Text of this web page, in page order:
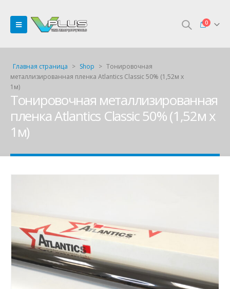
0
Главная страница > Shop > Тонировочная
металлизированная пленка Atlantics Classic 50% (1,52м х
1м)
Тонировочная металлизированная
пленка Atlantics Classic 50% (1,52м х
1м)